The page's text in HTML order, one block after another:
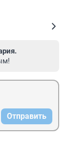
Отправить